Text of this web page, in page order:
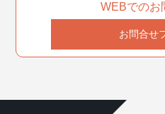
WEBでのお
お問合せ